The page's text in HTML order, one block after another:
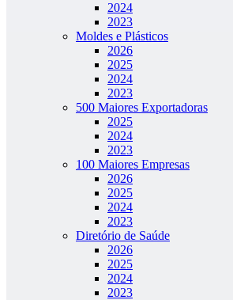
2024
2023
Moldes e Plásticos
2026
2025
2024
2023
500 Maiores Exportadoras
2025
2024
2023
100 Maiores Empresas
2026
2025
2024
2023
Diretório de Saúde
2026
2025
2024
2023